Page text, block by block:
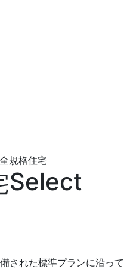
規格住宅
Select
された標準プランに沿って